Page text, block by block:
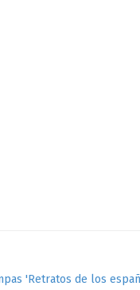
'Retratos de los